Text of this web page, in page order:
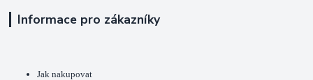
Informace pro zákazníky
Jak nakupovat